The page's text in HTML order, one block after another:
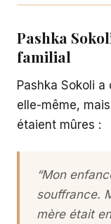
Pashka
familial
Pashka Sokoli
elle-même,
étaient mûres :
“Mon
souffrance.
mère était